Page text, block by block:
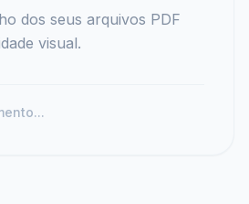
dos seus arquivos PDF
visual.